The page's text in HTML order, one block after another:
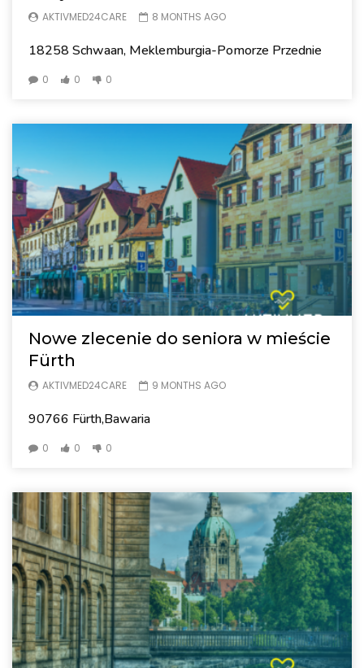
AKTIVMED24CARE 8 MONTHS AGO
18258 Schwaan, Meklemburgia-Pomorze Przednie
0 0 0
Nowe zlecenie do seniora w mieście
Fürth
AKTIVMED24CARE 9 MONTHS AGO
90766 Fürth,Bawaria
0 0 0